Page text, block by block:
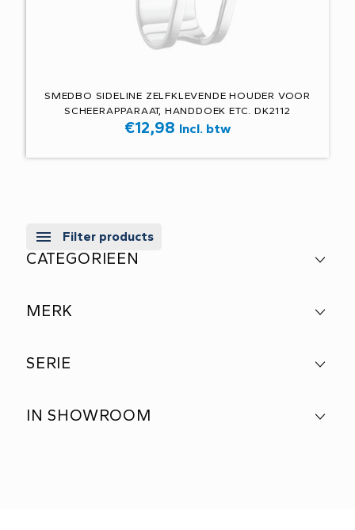
SMEDBO SIDELINE ZELFKLEVENDE HOUDER VOOR
SCHEERAPPARAAT, HANDDOEK ETC. DK2112
€12,98 Incl. btw
Filter products
CATEGORIEEN
MERK
SERIE
IN SHOWROOM